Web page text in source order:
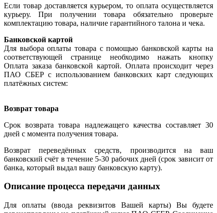
Если товар доставляется курьером, то оплата осуществляется
курьеру. При получении товара обязательно проверьте
комплектацию товара, наличие гарантийного талона и чека.
Банковской картой
Для выбора оплаты товара с помощью банковской карты на
соответствующей странице необходимо нажать кнопку
Оплата заказа банковской картой. Оплата происходит через
ПАО СБЕР с использованием банковских карт следующих
платёжных систем:
Возврат товара
Срок возврата товара надлежащего качества составляет 30
дней с момента получения товара.
Возврат переведённых средств, производится на ваш
банковский счёт в течение 5-30 рабочих дней (срок зависит от
банка, который выдал вашу банковскую карту).
Описание процесса передачи данных
Для оплаты (ввода реквизитов Вашей карты) Вы будете